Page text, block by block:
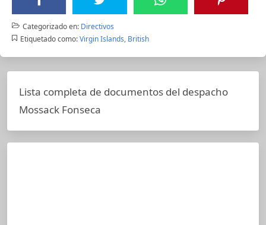
Categorizado en: Directivos
Etiquetado como: Virgin Islands, British
Lista completa de documentos del despacho
Mossack Fonseca